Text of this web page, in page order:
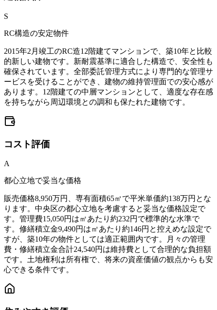
S
RC構造の安定物件
2015年2月竣工のRC造12階建てマンションで、築10年と比較
的新しい建物です。新耐震基準に適合した構造で、安全性も
確保されています。全部委託管理方式により専門的な管理サ
ービスを受けることができ、建物の維持管理面での安心感が
あります。12階建ての中層マンションとして、適度な存在感
を持ちながら周辺環境との調和も保たれた建物です。
コスト評価
A
都心立地で妥当な価格
販売価格8,950万円、専有面積65㎡で平米単価約138万円とな
ります。中央区の都心立地を考慮すると妥当な価格設定で
す。管理費15,050円は㎡あたり約232円で標準的な水準で
す。修繕積立金9,490円は㎡あたり約146円と控えめな設定で
すが、築10年の物件としては適正範囲内です。月々の管理
費・修繕積立金合計24,540円は維持費として合理的な負担額
です。土地権利は所有権で、将来の資産価値の観点からも安
心できる条件です。